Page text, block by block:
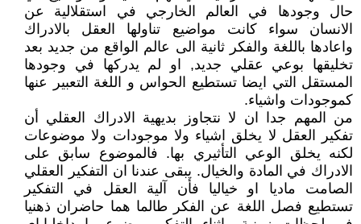
حال وجودها في العالم الخارجي في استقلالية عن
الانسان سواء كانت مواضيع تناولها العقل بالادراك
واعادها باللغة والفكر ثانية الى عالم الواقع من جديد بعد
تخليقها بوعي عقلي جديد, او لم يدركها في وجودها
المستقل التي ايضا تستطيع الحواس و اللغة التعبير عنها
كموجودات واشياء.
من المهم جدا ان لا نتجاوز بديهية الادراك العقلي أن
تفكير العقل لا يخلق اشياء ولا موجودات ولا موضوعات
لكنه يخلق الوعي التأثيري بها. فالموضوع سابق على
الادراك في المادة والخيال. يبقى عندنا ان التفكير العقلي
الصامت ماديا او خياليا فأن آلية العقل في التفكير
تستطيع فصل اللغة عن الفكر طالما هما حاضران ذهنيا